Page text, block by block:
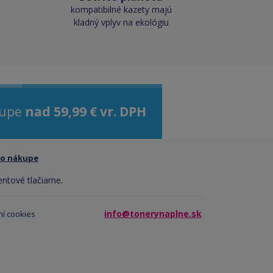
kompatibilné kazety majú
kladný vplyv na ekológiu
nad 59,99 € vr. DPH
nákupe
tlačiarne.
info@tonerynaplne.sk
cookies